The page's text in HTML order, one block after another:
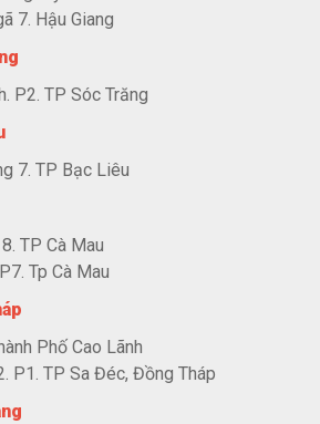
7. Hậu Giang
P2. TP Sóc Trăng
7. TP Bạc Liêu
TP Cà Mau
Tp Cà Mau
Phố Cao Lãnh
P1. TP Sa Đéc, Đồng Tháp